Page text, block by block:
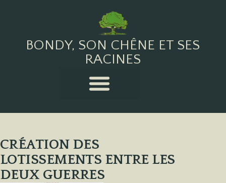
BONDY, SON CHÊNE ET SES
RACINES
CRÉATION DES
LOTISSEMENTS ENTRE LES
DEUX GUERRES